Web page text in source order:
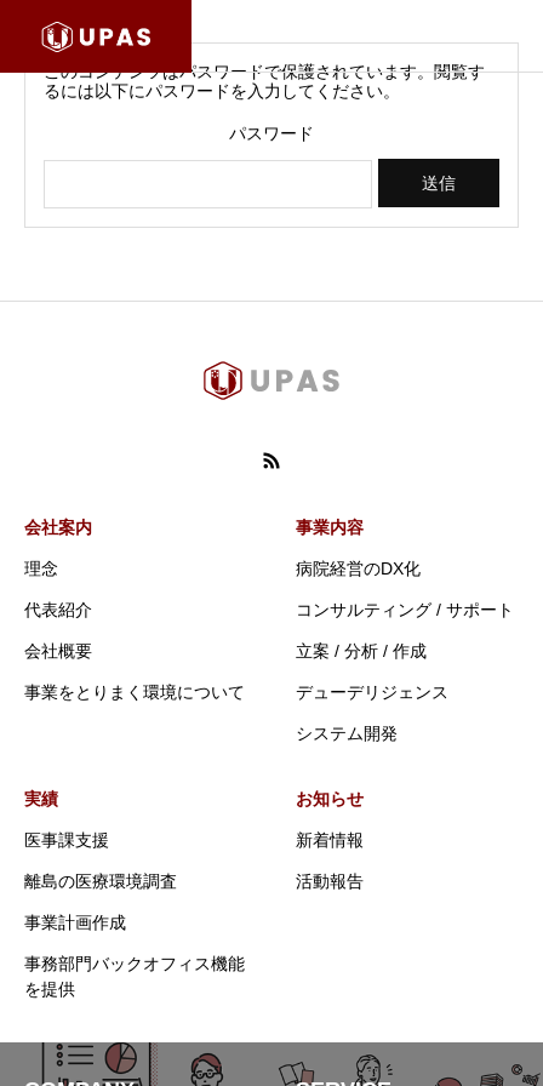
このコンテンツはパスワードで保護されています。閲覧す
るには以下にパスワードを入力してください。
パスワード
会社案内
理念
代表紹介
会社概要
事業をとりまく環境について
事業内容
病院経営のDX化
コンサルティング / サポート
立案 / 分析 / 作成
デューデリジェンス
システム開発
実績
医事課支援
離島の医療環境調査
事業計画作成
事務部門バックオフィス機能
を提供
お知らせ
新着情報
活動報告